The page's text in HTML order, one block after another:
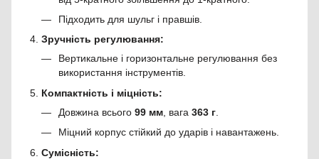
Підходить для шульг і правшів.
Зручність регулювання:
Вертикальне і горизонтальне регулювання без
використання інструментів.
Компактність і міцність:
Довжина всього 99 мм , вага 363 г
Міцний корпус стійкий до ударів і навантажень.
Сумісність: